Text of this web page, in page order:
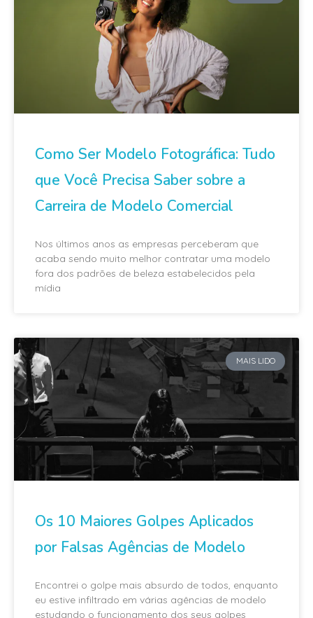
Como Ser Modelo Fotográfica: Tudo
que Você Precisa Saber sobre a
Carreira de Modelo Comercial
Nos últimos anos as empresas perceberam que
acaba sendo muito melhor contratar uma modelo
fora dos padrões de beleza estabelecidos pela
mídia
MAIS LIDO
Os 10 Maiores Golpes Aplicados
por Falsas Agências de Modelo
Encontrei o golpe mais absurdo de todos, enquanto
eu estive infiltrado em várias agências de modelo
estudando o funcionamento dos seus golpes